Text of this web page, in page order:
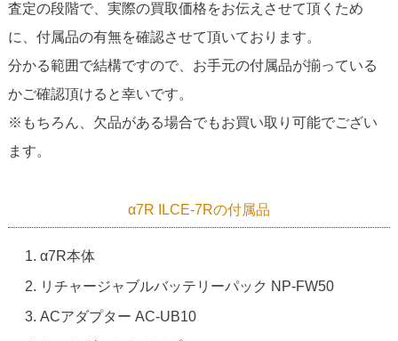
査定の段階で、実際の買取価格をお伝えさせて頂くため
に、付属品の有無を確認させて頂いております。
分かる範囲で結構ですので、お手元の付属品が揃っている
かご確認頂けると幸いです。
※もちろん、欠品がある場合でもお買い取り可能でござい
ます。
α7R ILCE-7Rの付属品
α7R本体
リチャージャブルバッテリーパック NP-FW50
ACアダプター AC-UB10